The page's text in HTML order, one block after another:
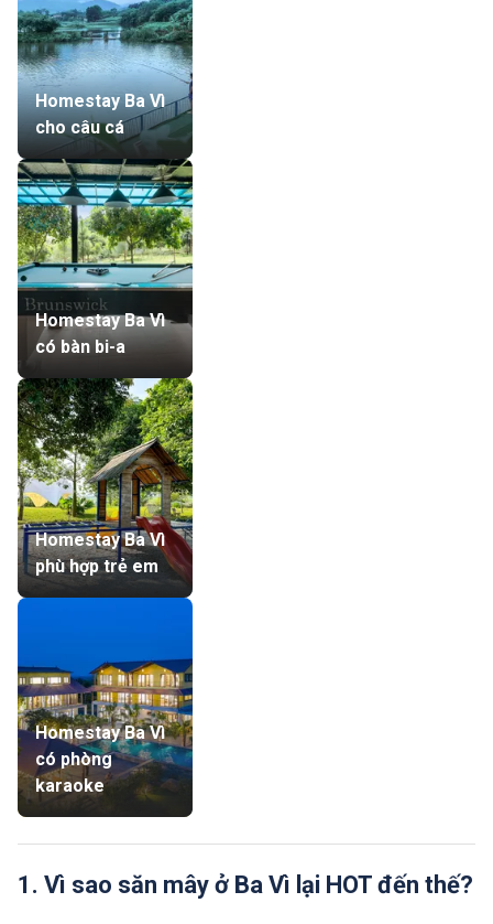
Homestay Ba Vì
cho câu cá
Homestay Ba Vì
có bàn bi-a
Homestay Ba Vì
phù hợp trẻ em
Homestay Ba Vì
có phòng
karaoke
1. Vì sao săn mây ở Ba Vì lại HOT đến thế?